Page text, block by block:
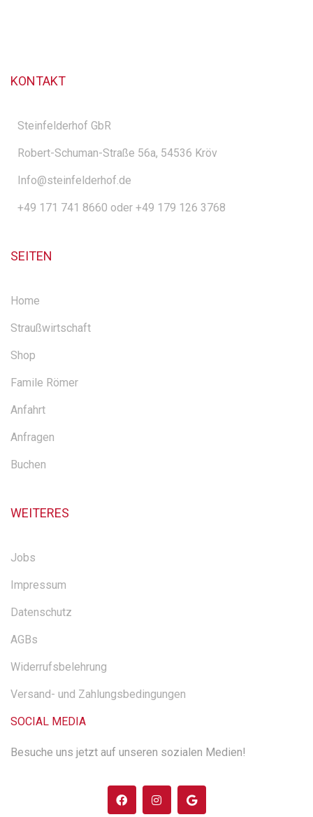
KONTAKT
Steinfelderhof GbR
Robert-Schuman-Straße 56a, 54536 Kröv
Info@steinfelderhof.de
+49 171 741 8660 oder +49 179 126 3768
SEITEN
Home
Straußwirtschaft
Shop
Famile Römer
Anfahrt
Anfragen
Buchen
WEITERES
Jobs
Impressum
Datenschutz
AGBs
Widerrufsbelehrung
Versand- und Zahlungsbedingungen
SOCIAL MEDIA
Besuche uns jetzt auf unseren sozialen Medien!